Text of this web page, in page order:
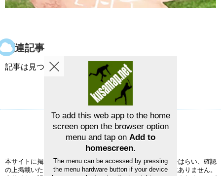
関連記事
記事は見つかりませんでした。
草野球グラウンドマップ お問い合せ
草野球グラウンドマップ
本サイトに掲載された情報の正確性については、充分注意をはらい、確認
の上掲載いたしますが、完全性、正確性を保証するものではありません。
To add this web app to the home
screen open the browser option
menu and tap on Add to
homescreen.
The menu can be accessed by pressing
the menu hardware button if your device